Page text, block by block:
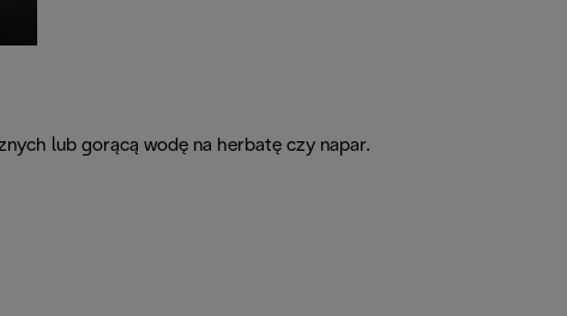
lub gorącą wodę na herbatę czy napar.